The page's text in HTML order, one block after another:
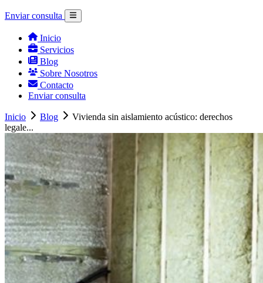
Enviar consulta
Inicio
Servicios
Blog
Sobre Nosotros
Contacto
Enviar consulta
Inicio Blog
Vivienda sin aislamiento acústico: derechos
legale...